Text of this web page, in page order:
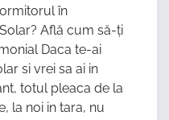
în
Află cum să-ți
Daca te-ai
si vrei sa ai in
totul pleaca de la
la noi in tara, nu